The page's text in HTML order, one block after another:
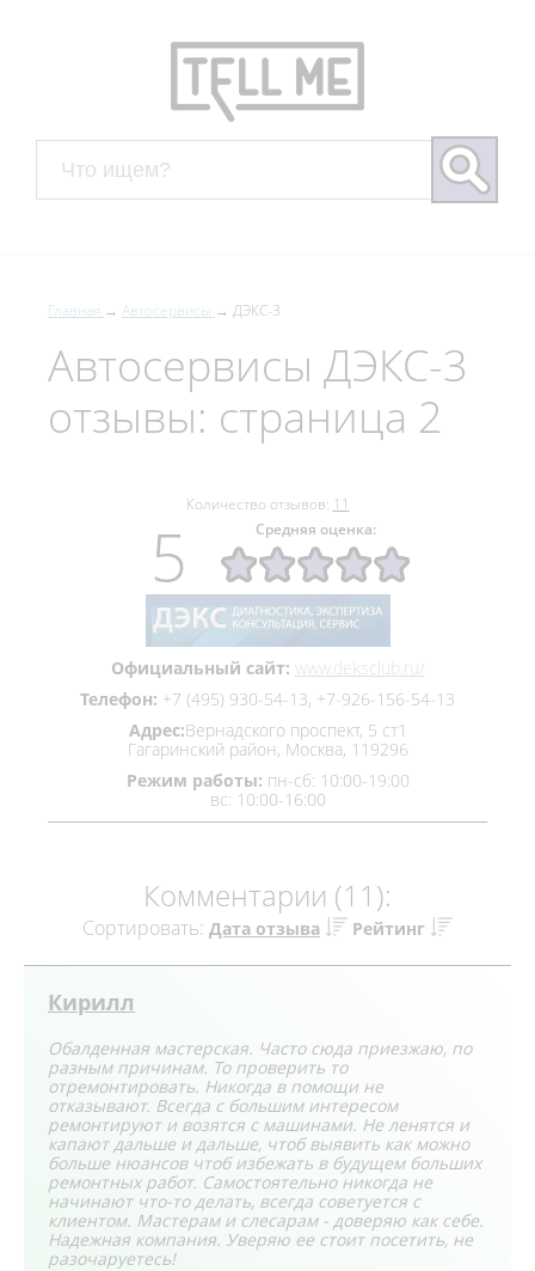
Главная Автосервисы ДЭКС-3
Автосервисы ДЭКС-3
отзывы: страница 2
Количество отзывов: 11
Средняя оценка:
5
Официальный сайт: www.deksclub.ru/
Телефон: +7 (495) 930‒54‒13, +7‒926‒156‒54‒13
Адрес:​Вернадского проспект, 5 ст1
Гагаринский район, Москва, 119296
Режим работы: пн-сб: 10:00-19:00
вс: 10:00-16:00
Комментарии (11):
Сортировать: Дата отзыва Рейтинг
Кирилл
Обалденная мастерская. Часто сюда приезжаю, по
разным причинам. То проверить то
отремонтировать. Никогда в помощи не
отказывают. Всегда с большим интересом
ремонтируют и возятся с машинами. Не ленятся и
капают дальше и дальше, чтоб выявить как можно
больше нюансов чтоб избежать в будущем больших
ремонтных работ. Самостоятельно никогда не
начинают что-то делать, всегда советуется с
клиентом. Мастерам и слесарам - доверяю как себе.
Надежная компания. Уверяю ее стоит посетить, не
разочаруетесь!